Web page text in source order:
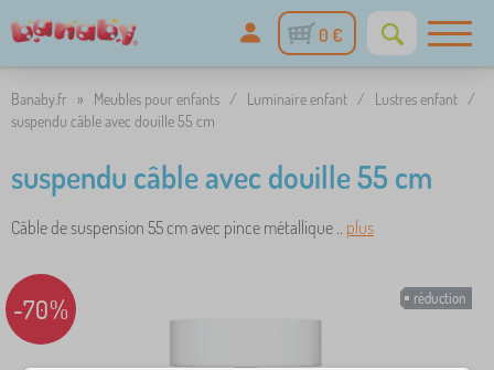
0 €
Banaby.fr » Meubles pour enfants / Luminaire enfant / Lustres enfant /
suspendu câble avec douille 55 cm
suspendu câble avec douille 55 cm
Câble de suspension 55 cm avec pince métallique .. plus
réduction
-70%